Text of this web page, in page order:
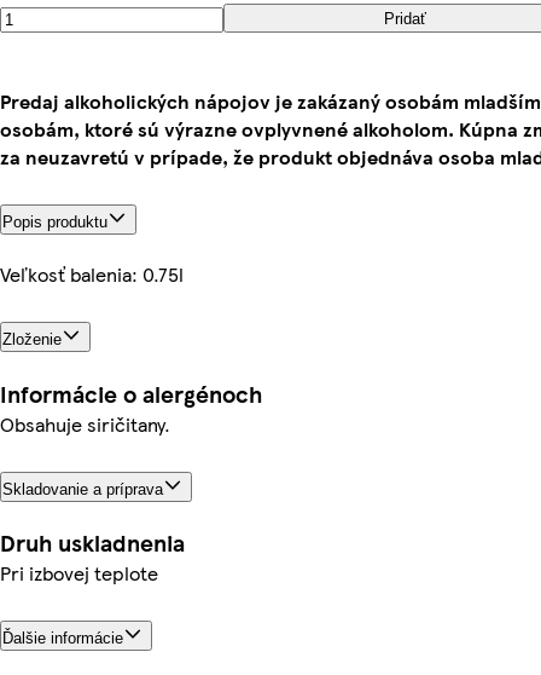
Pridať
Predaj alkoholických nápojov je zakázaný osobám
osobám, ktoré sú výrazne ovplyvnené alkoholom. Kúpna
za neuzavretú v prípade, že produkt objednáva osoba
Popis produktu
Veľkosť balenia: 0.75l
Zloženie
Informácie o alergénoch
Obsahuje siričitany.
Skladovanie a príprava
Druh uskladnenia
Pri izbovej teplote
Ďalšie informácie